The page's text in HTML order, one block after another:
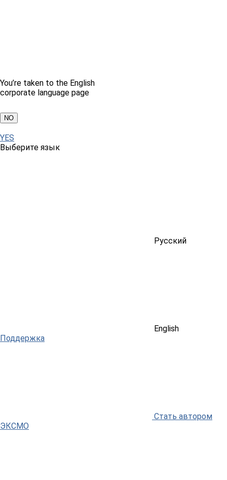
You’re taken to the English
corporate language page
NO
YES
Выберите язык
Русский
English
Поддержка
Стать автором
ЭКСМО